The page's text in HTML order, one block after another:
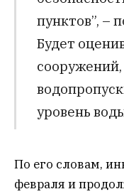
пунктов”, –
Будет
уровень
По его словам,
февраля и